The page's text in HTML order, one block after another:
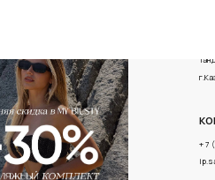
КОНТАКТЫ ДЛЯ СВЯЗИ
+ 7 (927) 490-00-66
ip.sayfullina@yandex.ru
г.Казань ул. Н. Ершова, 62